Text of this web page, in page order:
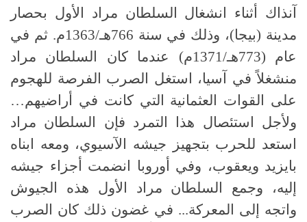
آنذاك أثناء انشغال السلطان مراد الأول بحصار
مدينة (بيجا)، وذلك في سنة 766هـ/1363م. ثم في
عام (773هـ/1371م) عندما كان السلطان مراد
منشغلاً في آسيا، استغل الصرب الفرصة للهجوم
على القوات العثمانية التي كانت في أراضيهم…
ولأجل استئصال هذا التمرد فإن السلطان مراد
استعد للحرب بتجهيز جيشه الآسيوي، ومعه ابناه
بايزيد ويعقوب، وفي أوروبا انضمت أجزاء جيشه
إليه، وجمع السلطان مراد الأول هذه الجيوش
واتجه إلى المعركة... في غضون ذلك كان الصرب